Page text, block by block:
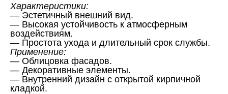
Характеристики:
— Эстетичный внешний вид.
— Высокая устойчивость к атмосферным
воздействиям.
— Простота ухода и длительный срок службы.
Применение:
— Облицовка фасадов.
— Декоративные элементы.
— Внутренний дизайн с открытой кирпичной
кладкой.